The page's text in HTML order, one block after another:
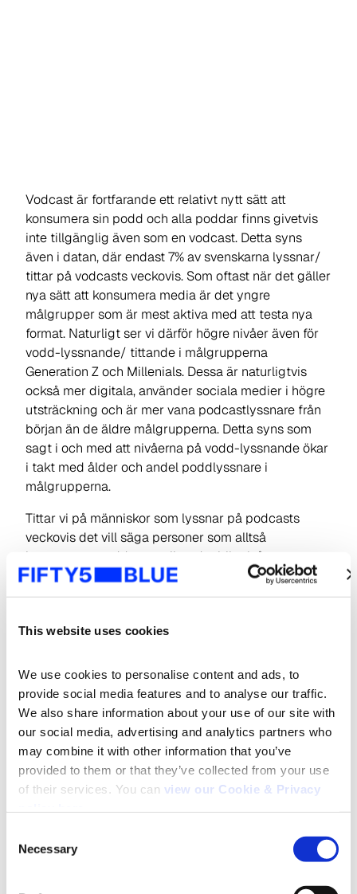
This website uses cookies
We use cookies to personalise content and ads, to
provide social media features and to analyse our traffic.
We also share information about your use of our site with
our social media, advertising and analytics partners who
may combine it with other information that you’ve
provided to them or that they’ve collected from your use
of their services. You can view our Cookie & Privacy
Selection
Necessary
Vodcast är fortfarande ett relativt nytt sätt att
konsumera sin podd och alla poddar finns givetvis
inte tillgänglig även som en vodcast. Detta syns
även i datan, där endast 7% av svenskarna lyssnar/
tittar på vodcasts veckovis. Som oftast när det gäller
nya sätt att konsumera media är det yngre
målgrupper som är mest aktiva med att testa nya
format. Naturligt ser vi därför högre nivåer även för
vodd-lyssnande/ tittande i målgrupperna
Generation Z och Millenials. Dessa är naturligtvis
också mer digitala, använder sociala medier i högre
utsträckning och är mer vana podcastlyssnare från
början än de äldre målgrupperna. Detta syns som
sagt i och med att nivåerna på vodd-lyssnande ökar
i takt med ålder och andel poddlyssnare i
målgrupperna.
Tittar vi på människor som lyssnar på podcasts
veckovis det vill säga personer som alltså
konsumerar poddar regelbundet blir nivåerna
naturligtvis högre också för voddar. Ungefär 13% av
svenskarna som regelbundet lyssnar på podcasts,